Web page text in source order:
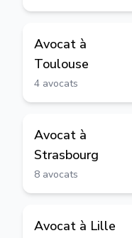
Avocat à
Toulouse
4 avocats
Avocat à
Strasbourg
8 avocats
Avocat à Lille